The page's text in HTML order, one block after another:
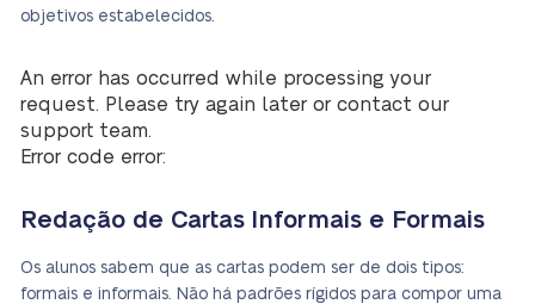
objetivos estabelecidos.
An error has occurred while processing your
request. Please try again later or contact our
support team.
Error code error:
Redação de Cartas Informais e Formais
Os alunos sabem que as cartas podem ser de dois tipos:
formais e informais. Não há padrões rígidos para compor uma